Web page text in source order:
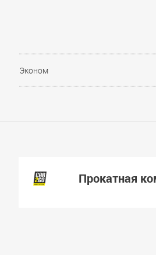
Эконом
Прокатная